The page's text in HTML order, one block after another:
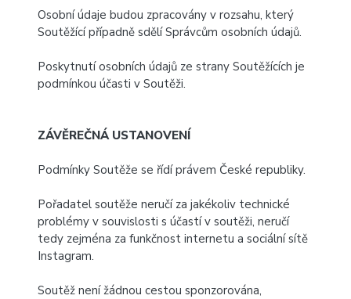
Osobní údaje budou zpracovány v rozsahu, který
Soutěžící případně sdělí Správcům osobních údajů.
Poskytnutí osobních údajů ze strany Soutěžících je
podmínkou účasti v Soutěži.
ZÁVĚREČNÁ USTANOVENÍ
Podmínky Soutěže se řídí právem České republiky.
Pořadatel soutěže neručí za jakékoliv technické
problémy v souvislosti s účastí v soutěži, neručí
tedy zejména za funkčnost internetu a sociální sítě
Instagram.
Soutěž není žádnou cestou sponzorována,